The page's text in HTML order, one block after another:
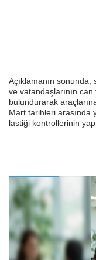
Açıklamanın
ve vatandaşlarının
bulundurarak
Mart tarihleri arasında
lastiği kontrollerinin